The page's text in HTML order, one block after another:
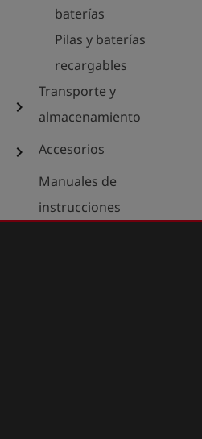
baterías
Pilas y baterías
recargables
chevron_right
Transporte y
almacenamiento
chevron_right
Accesorios
Manuales de
instrucciones